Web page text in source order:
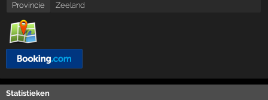
Provincie
Zeeland
Statistieken